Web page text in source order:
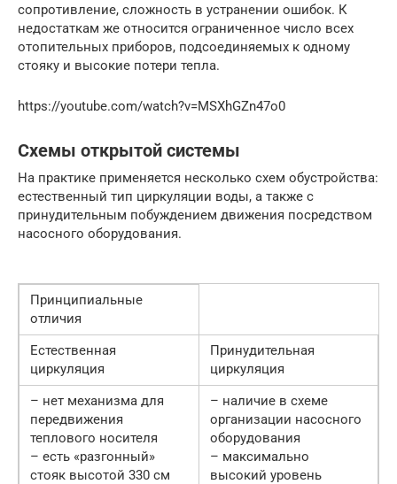
сопротивление, сложность в устранении ошибок. К
недостаткам же относится ограниченное число всех
отопительных приборов, подсоединяемых к одному
стояку и высокие потери тепла.
https://youtube.com/watch?v=MSXhGZn47o0
Схемы открытой системы
На практике применяется несколько схем обустройства:
естественный тип циркуляции воды, а также с
принудительным побуждением движения посредством
насосного оборудования.
Принципиальные
отличия
Естественная
циркуляция
Принудительная
циркуляция
– нет механизма для
передвижения
теплового носителя
– есть «разгонный»
стояк высотой 330 см
– наличие в схеме
организации насосного
оборудования
– максимально
высокий уровень